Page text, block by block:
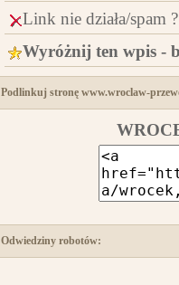
Link nie działa/spam ?
Wyróżnij ten wpis -
Podlinkuj stronę www.wroclaw-
Odwiedziny robotów: